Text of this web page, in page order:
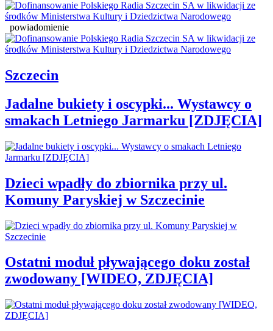
powiadomienie
Szczecin
Jadalne bukiety i oscypki... Wystawcy o
smakach Letniego Jarmarku [ZDJĘCIA]
Dzieci wpadły do zbiornika przy ul.
Komuny Paryskiej w Szczecinie
Ostatni moduł pływającego doku został
zwodowany [WIDEO, ZDJĘCIA]